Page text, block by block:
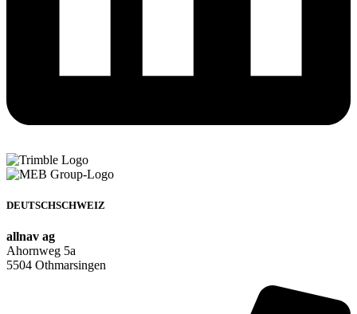
DEUTSCHSCHWEIZ
allnav ag
Ahornweg 5a
5504 Othmarsingen